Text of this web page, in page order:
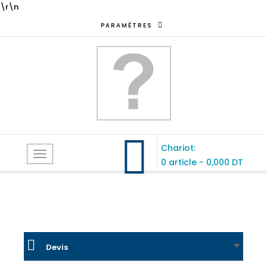
\r\n
PARAMÈTRES
Toggle
Chariot:
0 article - 0,000 DT
Devis